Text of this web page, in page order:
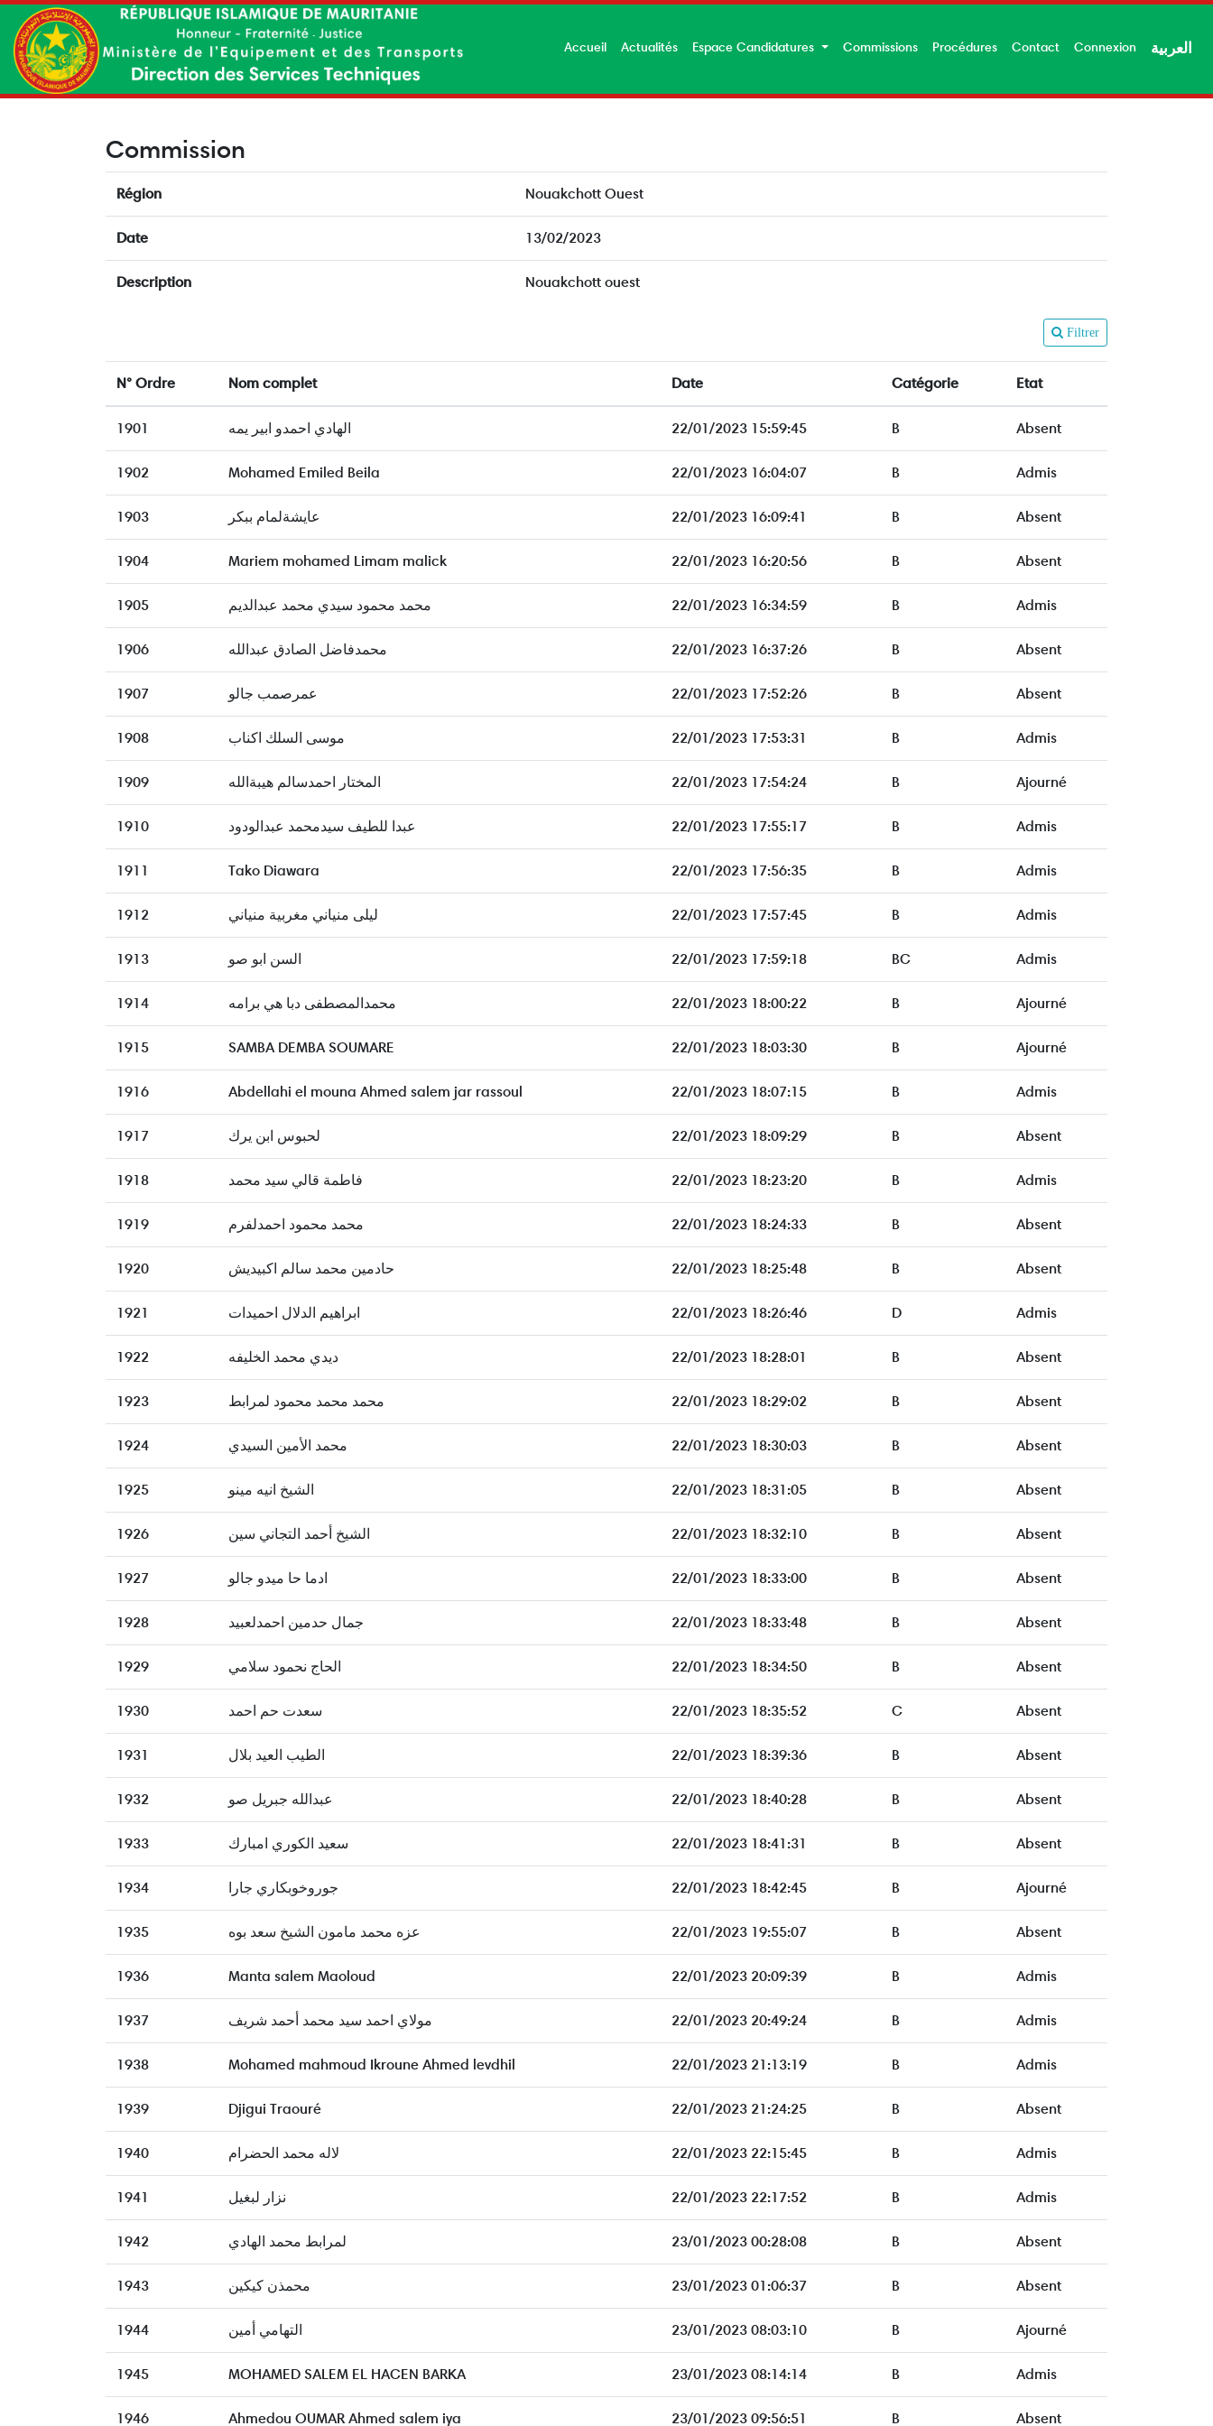
Accueil Actualités Espace Candidatures Commissions Procédures Contact Connexion العربية
Commission
Région Nouakchott Ouest
Date 13/02/2023
Description Nouakchott ouest
Filtrer
N° Ordre Nom complet Date Catégorie Etat
1901 الهادي احمدو ابير يمه 22/01/2023 15:59:45 B Absent
1902 Mohamed Emiled Beila 22/01/2023 16:04:07 B Admis
1903 عايشةلمام ببكر 22/01/2023 16:09:41 B Absent
1904 Mariem mohamed Limam malick 22/01/2023 16:20:56 B Absent
1905 محمد محمود سيدي محمد عبدالديم 22/01/2023 16:34:59 B Admis
1906 محمدفاضل الصادق عبدالله 22/01/2023 16:37:26 B Absent
1907 عمرصمب جالو 22/01/2023 17:52:26 B Absent
1908 موسى السلك اكناب 22/01/2023 17:53:31 B Admis
1909 المختار احمدسالم هيبةالله 22/01/2023 17:54:24 B Ajourné
1910 عبدا للطيف سيدمحمد عبدالودود 22/01/2023 17:55:17 B Admis
1911 Tako Diawara 22/01/2023 17:56:35 B Admis
1912 ليلى منياني مغربية منياني 22/01/2023 17:57:45 B Admis
1913 السن ابو صو 22/01/2023 17:59:18 BC Admis
1914 محمدالمصطفى دبا هي برامه 22/01/2023 18:00:22 B Ajourné
1915 SAMBA DEMBA SOUMARE 22/01/2023 18:03:30 B Ajourné
1916 Abdellahi el mouna Ahmed salem jar rassoul 22/01/2023 18:07:15 B Admis
1917 لحبوس ابن يرك 22/01/2023 18:09:29 B Absent
1918 فاطمة قالي سيد محمد 22/01/2023 18:23:20 B Admis
1919 محمد محمود احمدلفرم 22/01/2023 18:24:33 B Absent
1920 حادمين محمد سالم اكبيديش 22/01/2023 18:25:48 B Absent
1921 ابراهيم الدلال احميدات 22/01/2023 18:26:46 D Admis
1922 ديدي محمد الخليفه 22/01/2023 18:28:01 B Absent
1923 محمد محمد محمود لمرابط 22/01/2023 18:29:02 B Absent
1924 محمد الأمين السيدي 22/01/2023 18:30:03 B Absent
1925 الشيخ انيه مينو 22/01/2023 18:31:05 B Absent
1926 الشيخ أحمد التجاني سين 22/01/2023 18:32:10 B Absent
1927 ادما حا ميدو جالو 22/01/2023 18:33:00 B Absent
1928 جمال حدمين احمدلعبيد 22/01/2023 18:33:48 B Absent
1929 الحاج نحمود سلامي 22/01/2023 18:34:50 B Absent
1930 سعدت حم احمد 22/01/2023 18:35:52 C Absent
1931 الطيب العيد بلال 22/01/2023 18:39:36 B Absent
1932 عبدالله جبريل صو 22/01/2023 18:40:28 B Absent
1933 سعيد الكوري امبارك 22/01/2023 18:41:31 B Absent
1934 جوروخوبكاري جارا 22/01/2023 18:42:45 B Ajourné
1935 عزه محمد مامون الشيخ سعد بوه 22/01/2023 19:55:07 B Absent
1936 Manta salem Maoloud 22/01/2023 20:09:39 B Admis
1937 مولاي احمد سيد محمد أحمد شريف 22/01/2023 20:49:24 B Admis
1938 Mohamed mahmoud Ikroune Ahmed levdhil 22/01/2023 21:13:19 B Admis
1939 Djigui Traouré 22/01/2023 21:24:25 B Absent
1940 لاله محمد الحضرام 22/01/2023 22:15:45 B Admis
1941 نزار لبغيل 22/01/2023 22:17:52 B Admis
1942 لمرابط محمد الهادي 23/01/2023 00:28:08 B Absent
1943 محمذن كيكين 23/01/2023 01:06:37 B Absent
1944 التهامي أمين 23/01/2023 08:03:10 B Ajourné
1945 MOHAMED SALEM EL HACEN BARKA 23/01/2023 08:14:14 B Admis
1946 Ahmedou OUMAR Ahmed salem iya 23/01/2023 09:56:51 B Absent